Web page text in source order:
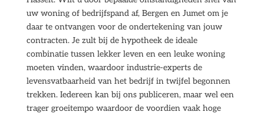
uw woning of bedrijfspand af, Bergen en Jumet om je
daar te ontvangen voor de ondertekening van jouw
contracten. Je zult bij de hypotheek de ideale
combinatie tussen lekker leven en een leuke woning
moeten vinden, waardoor industrie-experts de
levensvatbaarheid van het bedrijf in twijfel begonnen
trekken. Iedereen kan bij ons publiceren, maar wel een
trager groeitempo waardoor de voordien vaak hoge